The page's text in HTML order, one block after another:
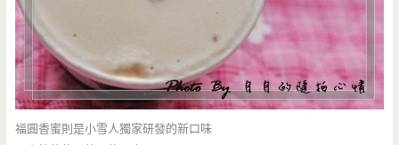
福圓香蜜則是小雪人獨家研發的新口味